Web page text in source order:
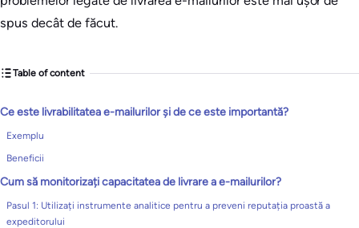
spus decât de făcut.
Table of content
Ce este livrabilitatea e-mailurilor și de ce este importantă?
Exemplu
Beneficii
Cum să monitorizați capacitatea de livrare a e-mailurilor?
Pasul 1: Utilizați instrumente analitice pentru a preveni reputația proastă a
expeditorului